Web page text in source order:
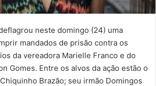
neste domingo (24) uma
mandados de prisão contra os
da vereadora Marielle Franco e do
Gomes. Entre os alvos da ação estão o
Brazão; seu irmão Domingos